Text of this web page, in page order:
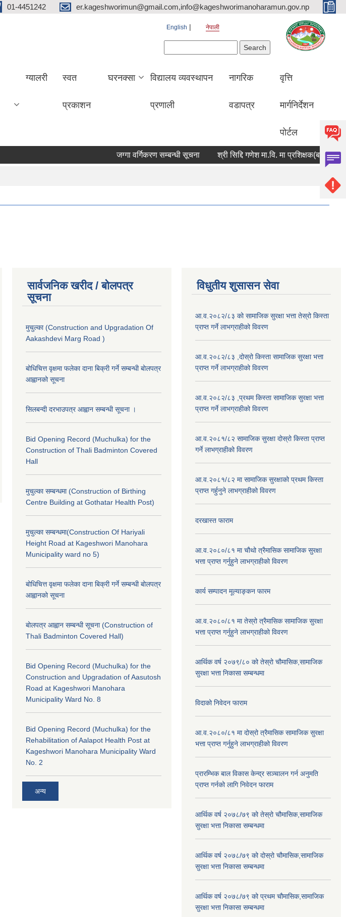
01-4451242 er.kageshworimun@gmail.com,info@kageshworimanoharamun.gov.np
English नेपाली
ग्यालरी स्वत
प्रकाशन
घरनक्सा विद्यालय व्यवस्थापन
प्रणाली
नागरिक
वडापत्र
वृत्ति
मार्गनिर्देशन
पोर्टल
जग्गा वर्गिकरण सम्बन्धी सूचना श्री सिद्दि गणेश मा.वि. मा प्रशिक्षक(बाली विज्ञान)
सार्वजनिक खरीद / बोलपत्र
सूचना
मुचुल्का (Construction and Upgradation Of
Aakashdevi Marg Road )
बोधिचित्त वृक्षमा फलेका दाना बिक्री गर्ने सम्बन्धी बोलपत्र
आह्वानको सूचना
सिलबन्दी दरभाउपत्र आह्वान सम्बन्धी सूचना ।
Bid Opening Record (Muchulka) for the
Construction of Thali Badminton Covered
Hall
मुचुल्का सम्बन्धमा (Construction of Birthing
Centre Building at Gothatar Health Post)
मुचुल्का सम्बन्धमा(Construction Of Hariyali
Height Road at Kageshwori Manohara
Municipality ward no 5)
बोधिचित्त वृक्षमा फलेका दाना बिक्री गर्ने सम्बन्धी बोलपत्र
आह्वानको सूचना
बोलपत्र आह्वान सम्बन्धी सूचना (Construction of
Thali Badminton Covered Hall)
Bid Opening Record (Muchulka) for the
Construction and Upgradation of Aasutosh
Road at Kageshwori Manohara
Municipality Ward No. 8
Bid Opening Record (Muchulka) for the
Rehabilitation of Aalapot Health Post at
Kageshwori Manohara Municipality Ward
No. 2
अन्य
विधुतीय शुसासन सेवा
आ.व.२०८२/८३ को सामाजिक सुरक्षा भत्ता तेस्रो किस्ता
प्राप्त गर्ने लाभग्राहीको विवरण
आ.व.२०८२/८३ ,दोस्रो किस्ता सामाजिक सुरक्षा भत्ता
प्राप्त गर्ने लाभग्राहीको विवरण
आ.व.२०८२/८३ ,प्रथम किस्ता सामाजिक सुरक्षा भत्ता
प्राप्त गर्ने लाभग्राहीको विवरण
आ.व.२०८१/८२ सामाजिक सुरक्षा दोस्रो किस्ता प्राप्त
गर्ने लाभग्राहीको विवरण
आ.व.२०८१/८२ मा सामाजिक सुरक्षाको प्रथम किस्ता
प्राप्त गर्हुनुने लाभग्राहीको विवरण
दरखास्त फाराम
आ.व.२०८०/८१ मा चौथो त्रैमासिक सामाजिक सुरक्षा
भत्ता प्राप्त गर्नुहुने लाभग्राहीको विवरण
कार्य सम्पादन मूल्याङ्कन फारम
आ.व.२०८०/८१ मा तेस्रो त्रैमासिक सामाजिक सुरक्षा
भत्ता प्राप्त गर्नुहुने लाभग्राहीको विवरण
आर्थिक वर्ष २०७९/८० को तेस्रो चौमासिक,सामाजिक
सुरक्षा भत्ता निकासा सम्बन्धमा
विदाको निवेदन फाराम
आ.व.२०८०/८१ मा दोस्रो त्रैमासिक सामाजिक सुरक्षा
भत्ता प्राप्त गर्नुहुने लाभग्राहीको विवरण
प्रारम्भिक बाल विकास केन्द्र सञ्चालन गर्न अनुमति
प्राप्त गर्नको लागि निवेदन फाराम
आर्थिक वर्ष २०७८/७९ को तेस्रो चौमासिक,सामाजिक
सुरक्षा भत्ता निकासा सम्बन्धमा
आर्थिक वर्ष २०७८/७९ को दोस्रो चौमासिक,सामाजिक
सुरक्षा भत्ता निकासा सम्बन्धमा
आर्थिक वर्ष २०७८/७९ को प्रथम चौमासिक,सामाजिक
सुरक्षा भत्ता निकासा सम्बन्धमा